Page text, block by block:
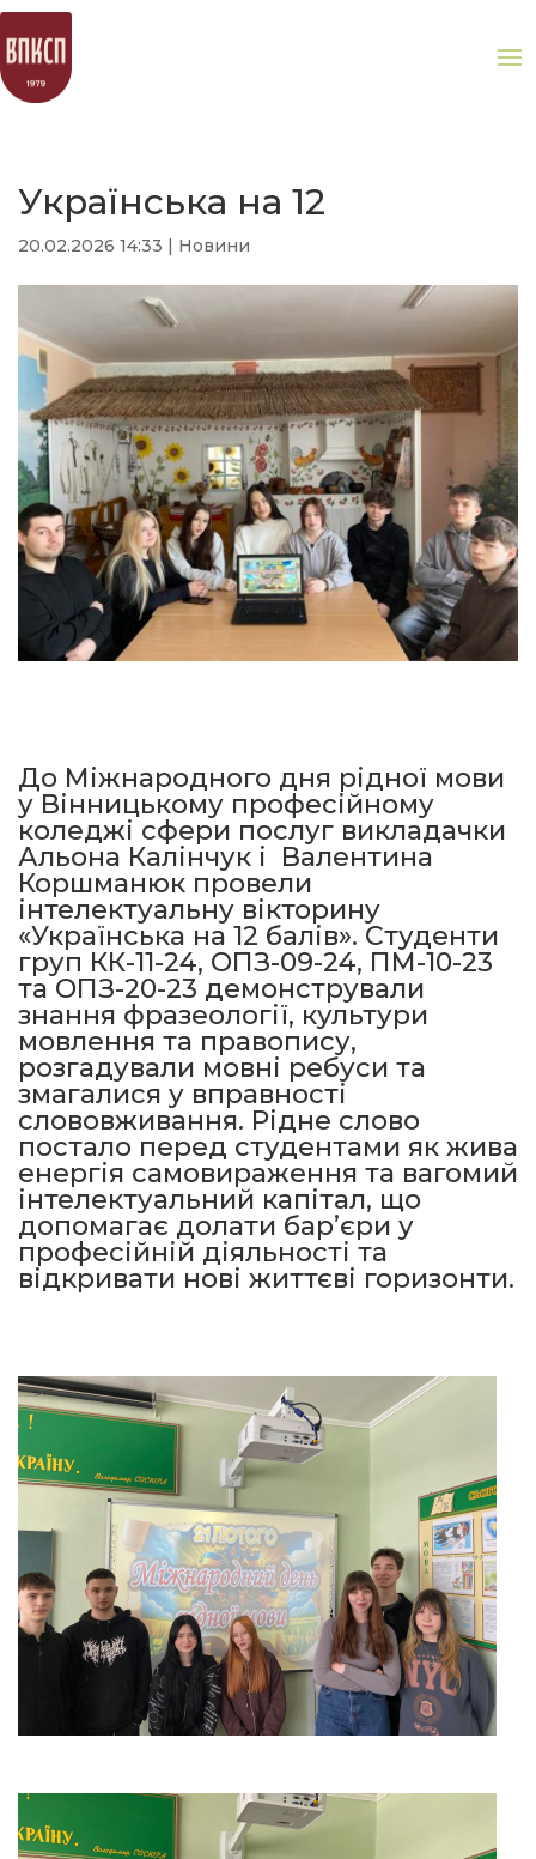
Українська на 12
20.02.2026 14:33 Новини
До Міжнародного дня рідної мови
у Вінницькому професійному
коледжі сфери послуг викладачки
Альона Калінчук і Валентина
Коршманюк провели
інтелектуальну вікторину
«Українська на 12 балів». Студенти
груп КК-11-24, ОПЗ-09-24, ПМ-10-23
та ОПЗ-20-23 демонстрували
знання фразеології, культури
мовлення та правопису,
розгадували мовні ребуси та
змагалися у вправності
слововживання. Рідне слово
постало перед студентами як жива
енергія самовираження та вагомий
інтелектуальний капітал, що
допомагає долати бар’єри у
професійній діяльності та
відкривати нові життєві горизонти.